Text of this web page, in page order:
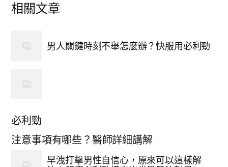
相關文章
男人關鍵時刻不舉怎麼辦？快服用必利勁
必利勁
注意事項有哪些？醫師詳細講解
早洩打擊男性自信心，原來可以這樣解